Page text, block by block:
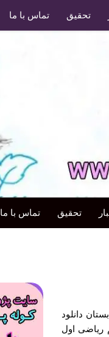
تحقیق تماس با ما
تحقیق تماس با ما
دانلود
ریاضی اول